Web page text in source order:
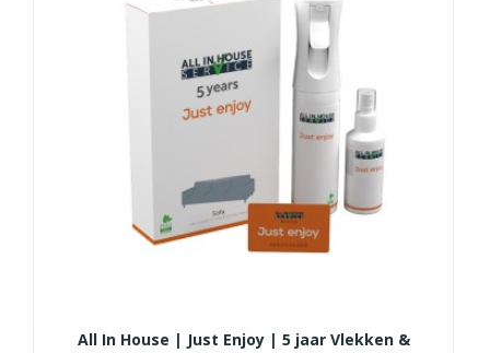
All In House | Just Enjoy | 5 jaar Vlekken &